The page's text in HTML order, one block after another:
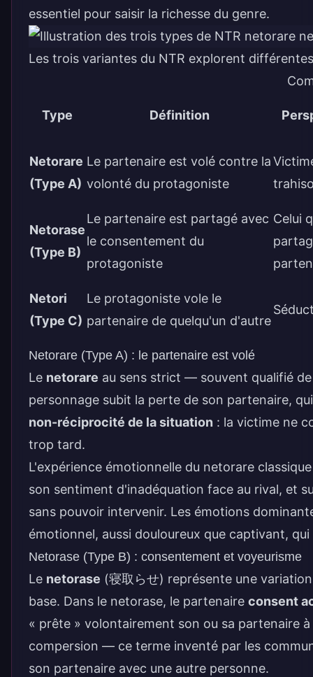
essentiel pour saisir la richesse du genre.
Les trois variantes du NTR explorent
Type Définition
Netorare
(Type A)
Le partenaire est volé contre la
volonté du protagoniste
Netorase
(Type B)
Le partenaire est partagé avec
le consentement du
protagoniste
Celui
Netori
(Type C)
Le protagoniste vole le
partenaire de quelqu'un d'autre
Netorare (Type A) : le partenaire est volé
Le netorare au sens strict — souvent qualifié
personnage subit la perte de son partenaire,
non-réciprocité de la situation : la victime ne
trop tard.
L'expérience émotionnelle du netorare
son sentiment d'inadéquation face au rival, et
sans pouvoir intervenir. Les émotions
émotionnel, aussi douloureux que captivant,
Netorase (Type B) : consentement et voyeurisme
Le netorase (寝取らせ) représente une
base. Dans le netorase, le partenaire consent
« prête » volontairement son ou sa partenaire
compersion — ce terme inventé par les
son partenaire avec une autre personne.